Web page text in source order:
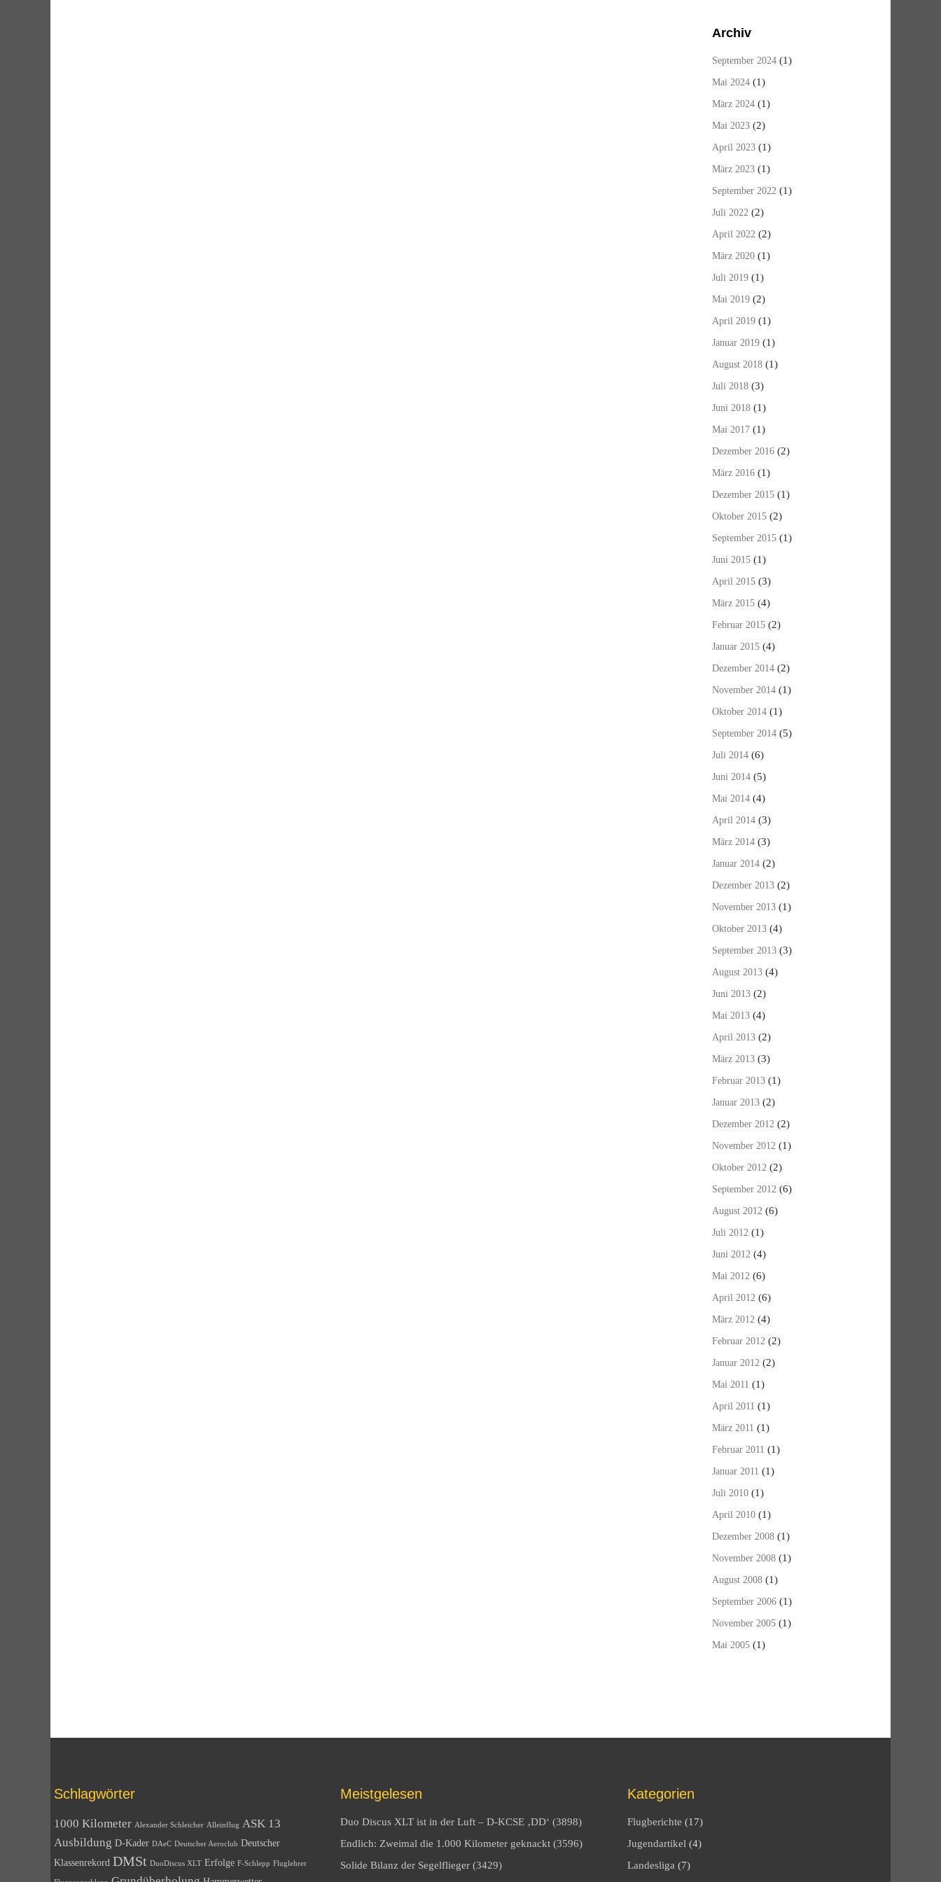
Archiv
September 2024 (1)
Mai 2024 (1)
März 2024 (1)
Mai 2023 (2)
April 2023 (1)
März 2023 (1)
September 2022 (1)
Juli 2022 (2)
April 2022 (2)
März 2020 (1)
Juli 2019 (1)
Mai 2019 (2)
April 2019 (1)
Januar 2019 (1)
August 2018 (1)
Juli 2018 (3)
Juni 2018 (1)
Mai 2017 (1)
Dezember 2016 (2)
März 2016 (1)
Dezember 2015 (1)
Oktober 2015 (2)
September 2015 (1)
Juni 2015 (1)
April 2015 (3)
März 2015 (4)
Februar 2015 (2)
Januar 2015 (4)
Dezember 2014 (2)
November 2014 (1)
Oktober 2014 (1)
September 2014 (5)
Juli 2014 (6)
Juni 2014 (5)
Mai 2014 (4)
April 2014 (3)
März 2014 (3)
Januar 2014 (2)
Dezember 2013 (2)
November 2013 (1)
Oktober 2013 (4)
September 2013 (3)
August 2013 (4)
Juni 2013 (2)
Mai 2013 (4)
April 2013 (2)
März 2013 (3)
Februar 2013 (1)
Januar 2013 (2)
Dezember 2012 (2)
November 2012 (1)
Oktober 2012 (2)
September 2012 (6)
August 2012 (6)
Juli 2012 (1)
Juni 2012 (4)
Mai 2012 (6)
April 2012 (6)
März 2012 (4)
Februar 2012 (2)
Januar 2012 (2)
Mai 2011 (1)
April 2011 (1)
März 2011 (1)
Februar 2011 (1)
Januar 2011 (1)
Juli 2010 (1)
April 2010 (1)
Dezember 2008 (1)
November 2008 (1)
August 2008 (1)
September 2006 (1)
November 2005 (1)
Mai 2005 (1)
Schlagwörter
1000 Kilometer Alexander Schleicher Alleinflug ASK 13
Ausbildung D-Kader DAeC Deutscher Aeroclub Deutscher
Klassenrekord DMSt DuoDiscus XLT Erfolge F-Schlepp Fluglehrer
Meistgelesen
Duo Discus XLT ist in der Luft – D-KCSE ‚DD‘ (3898)
Endlich: Zweimal die 1.000 Kilometer geknackt (3596)
Solide Bilanz der Segelflieger (3429)
Kategorien
Flugberichte (17)
Jugendartikel (4)
Landesliga (7)